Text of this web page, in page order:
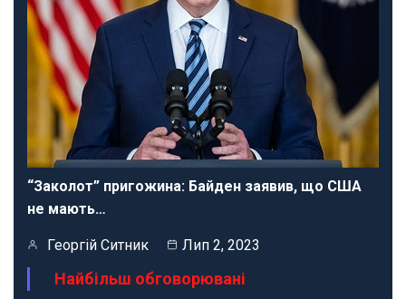
“Заколот” пригожина: Байден заявив, що США
не мають…
Георгій Ситник Лип 2, 2023
Найбільш обговорювані